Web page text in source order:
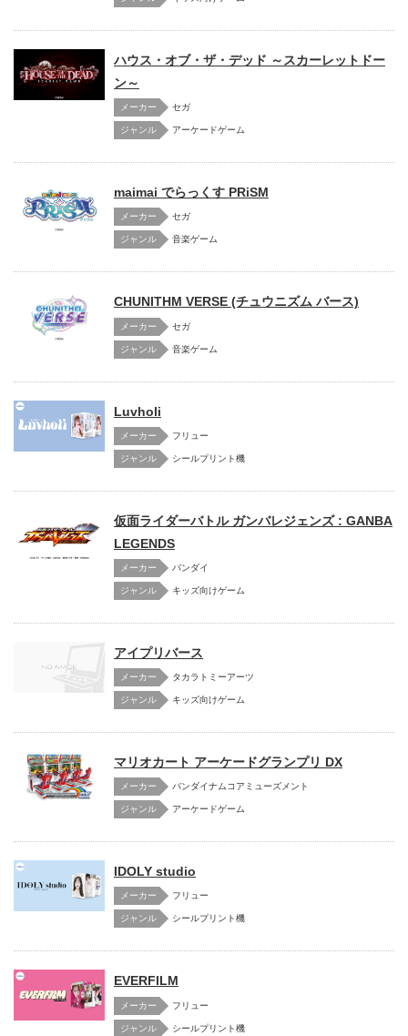
ハウス・オブ・ザ・デッド ～スカーレットドー
ン～
メーカー セガ
アーケードゲーム
maimai でらっくす PRiSM
メーカー セガ
音楽ゲーム
CHUNITHM VERSE (チュウニズム バース)
メーカー セガ
音楽ゲーム
Luvholi
メーカー フリュー
シールプリント機
仮面ライダーバトル ガンバレジェンズ : GANBA
LEGENDS
メーカー バンダイ
キッズ向けゲーム
アイプリバース
メーカー タカラトミーアーツ
キッズ向けゲーム
マリオカート アーケードグランプリ DX
メーカー バンダイナムコアミューズメント
アーケードゲーム
IDOLY studio
メーカー フリュー
シールプリント機
EVERFILM
メーカー フリュー
シールプリント機